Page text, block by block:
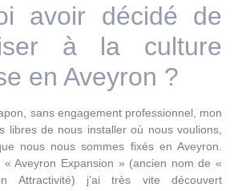
avoir décidé de
à la culture
en Aveyron ?
sans engagement professionnel, mon
libres de nous installer où nous voulions,
nous nous sommes fixés en Aveyron.
Aveyron Expansion » (ancien nom de «
Attractivité) j’ai très vite découvert